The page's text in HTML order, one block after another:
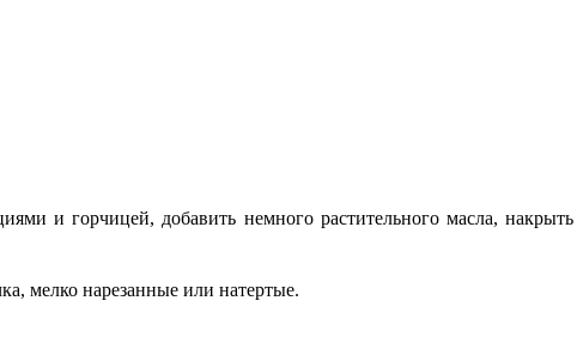
и горчицей, добавить немного растительного масла, накрыть
мелко нарезанные или натертые.